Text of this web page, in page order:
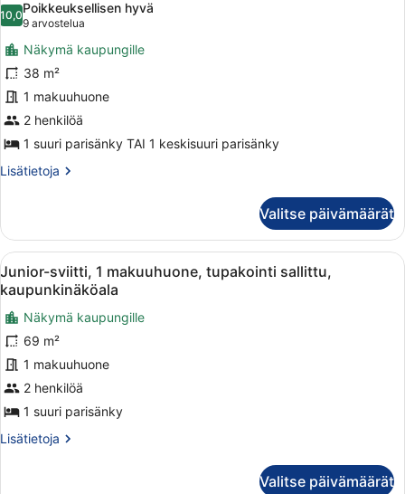
huonetyypin
Standard-
huone
kuvat
10,010,0 kautta 10
Poikkeuksellisen hyvä
9 arvostelua
(9
arvostelua)
Näkymä kaupungille
38 m²
1 makuuhuone
2 henkilöä
1 suuri parisänky TAI 1 keskisuuri parisänky
Lisätietoja
Lisätietoja
Valitse päivämäärät
Avaa
kaikki
huonetyypin
Junior-
sviitti,
1
makuuhuone,
tupakointi
kaupunkinäköala
Moderni hotellihuone, jossa on
4
Junior-sviitti, 1 makuuhuone, tupakointi sallittu,
kaupunkinäköala
Näkymä kaupungille
69 m²
1 makuuhuone
2 henkilöä
1 suuri parisänky
Lisätietoja
Lisätietoja
Valitse päivämäärät